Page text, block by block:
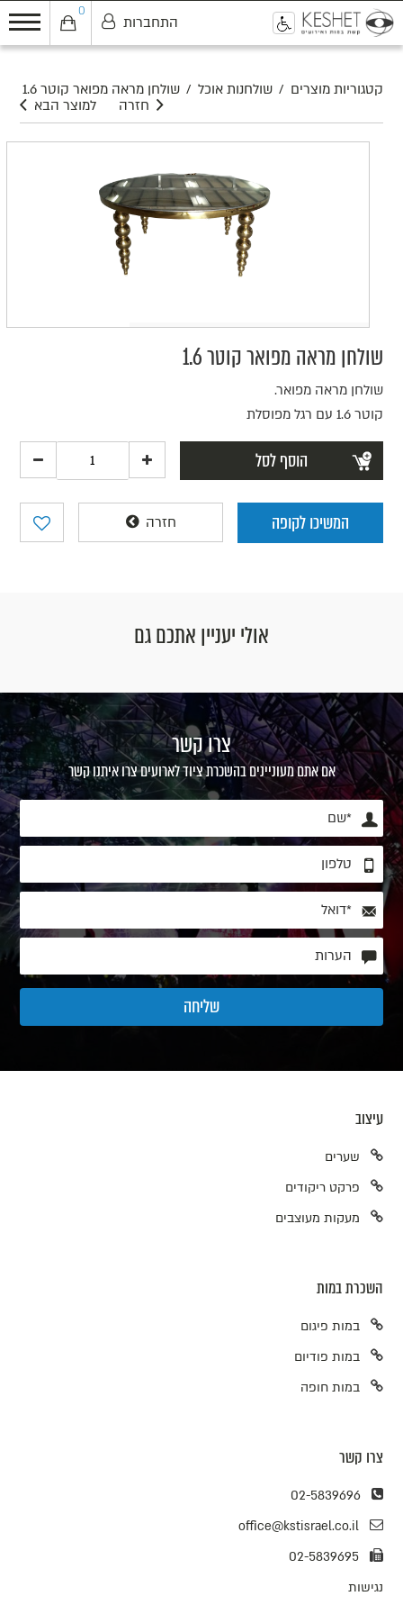
0
התחברות
קטגוריות מוצרים / שולחנות אוכל / שולחן מראה מפואר קוטר 1.6
למוצר הבא
חזרה
שולחן מראה מפואר קוטר 1.6
שולחן מראה מפואר.
קוטר 1.6 עם רגל מפוסלת
הוסף לסל
המשיכו לקופה חזרה
אולי יעניין אתכם גם
צרו קשר
אם אתם מעוניינים בהשכרת ציוד לארועים צרו איתנו קשר
עיצוב
שערים
פרקט ריקודים
מעקות מעוצבים
השכרת במות
במות פיגום
במות פודיום
במות חופה
צרו קשר
02-5839696
office@kstisrael.co.il
02-5839695
נגישות